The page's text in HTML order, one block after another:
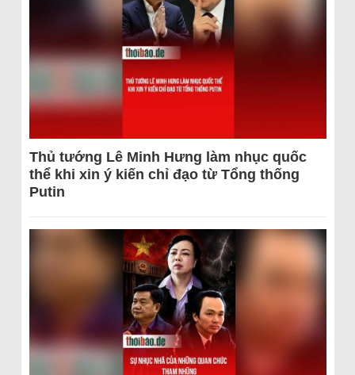
Thủ tướng Lê Minh Hưng làm nhục quốc
thể khi xin ý kiến chỉ đạo từ Tổng thống
Putin